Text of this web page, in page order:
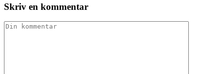
Skriv en kommentar